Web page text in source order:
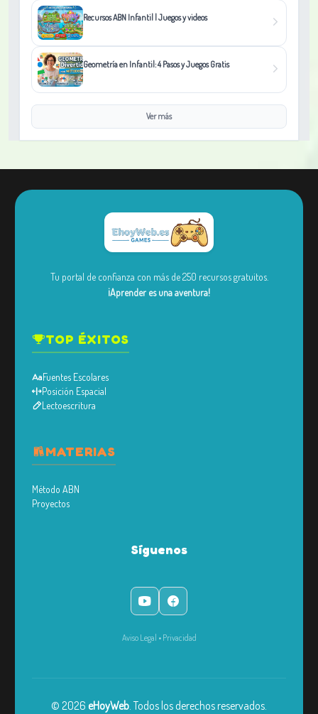
Recursos ABN Infantil | Juegos y videos
Geometría en Infantil: 4 Pasos y Juegos Gratis
Ver más
Tu portal de confianza con más de 250 recursos gratuitos.
¡Aprender es una aventura!
TOP ÉXITOS
Fuentes Escolares
Posición Espacial
Lectoescritura
MATERIAS
Método ABN
Proyectos
Síguenos
Aviso Legal • Privacidad
© 2026 eHoyWeb. Todos los derechos reservados.